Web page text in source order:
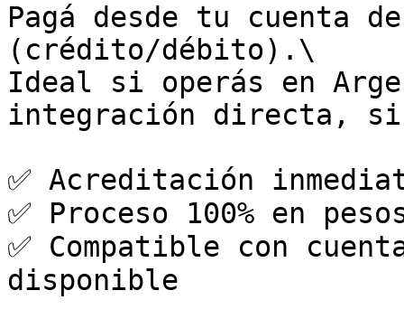
Pagá desde tu cuenta
(crédito/débito).\
Ideal si operás en
integración directa,
✅ Acreditación
✅ Proceso 100% en
✅ Compatible con
disponible